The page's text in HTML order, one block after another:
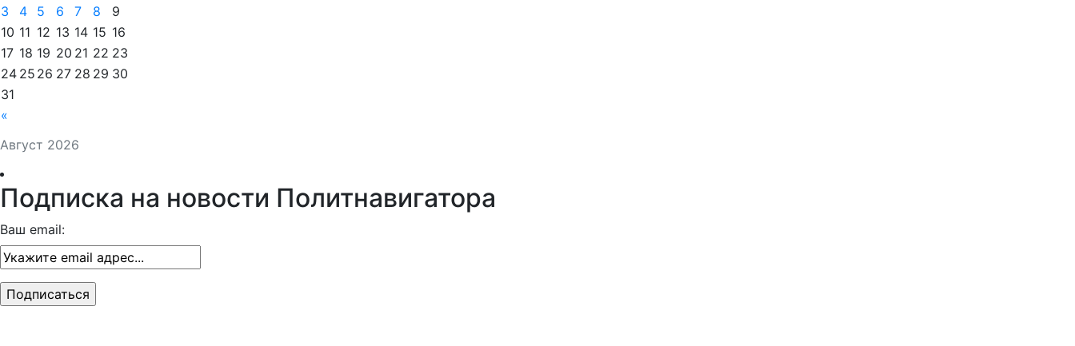
Август 2026
«
3
4 5 6 7 8
9
10 11 12 13 14 15 16
17 18 19 20 21 22 23
24 25 26 27 28 29 30
31
Подписка на новости Политнавигатора
Ваш email: